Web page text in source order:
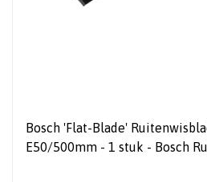
Bosch 'Flat-Blade'
E50/500mm - 1 stuk - Bosch